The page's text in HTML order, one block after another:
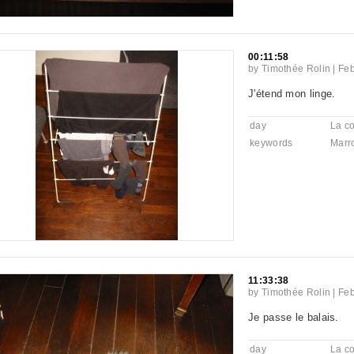
00:11:58
by Timothée Rolin
J'étend mon linge.
day
La
keywords
11:33:38
by Timothée Rolin
Je passe le balais.
day La